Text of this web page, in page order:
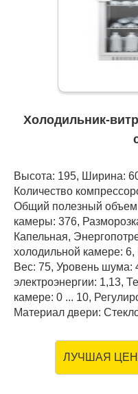
Холодильник-
Высота: 195, Ширина:
Количество
Общий полезный
камеры: 376,
Капельная,
холодильной камере:
Вес: 75, Уровень шума:
электроэнергии: 1,13,
камере: 0 ... 10,
Материал двери:
ЛУЧШАЯ